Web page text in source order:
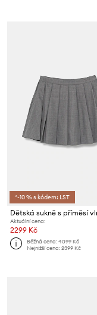
*-10 % s kódem: LST
Dětská sukně s příměsí
Aktuální cena:
2299 Kč
Běžná cena:4099 Kč
Nejnižší cena:2399 Kč